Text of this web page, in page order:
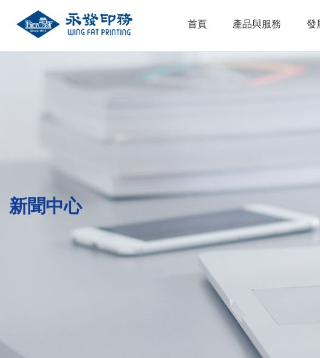
首頁 產品與服務 發
新聞中心